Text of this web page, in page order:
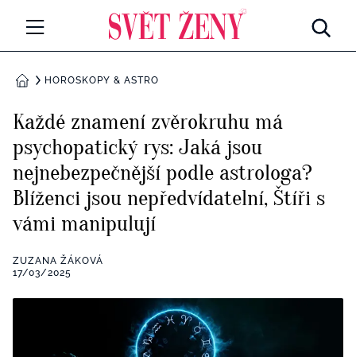
Všechny kategorie
Rozhovory
RETROHUBKY
PSYCHOLOGIE
Všechny kategorie
ZDRAVÍ
Všechny kategorie
ZÁBAVA
Všechny kategorie
DOMŮHOROSKOPY & ASTRO
Každé znamení zvěrokruhu má
psychopatický rys: Jaká jsou
nejnebezpečnější podle astrologa?
Blíženci jsou nepředvídatelní, Štíři s
vámi manipulují
ZUZANA ŽÁKOVÁ
17/03/2025